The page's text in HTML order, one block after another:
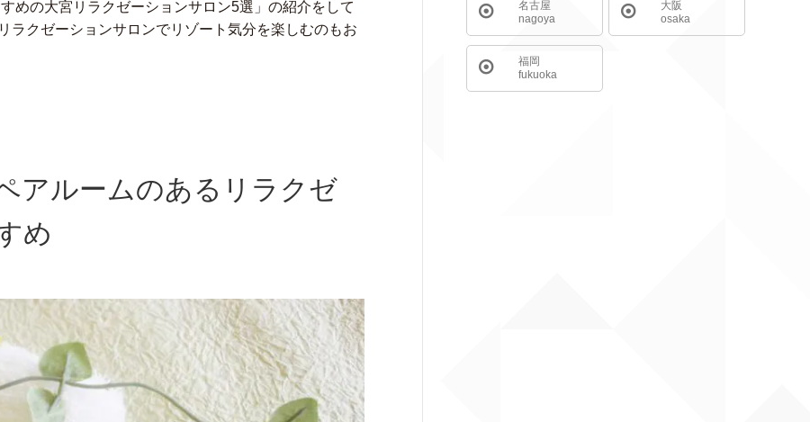
めの大宮リラクゼーションサロン5選」の紹介をして
ラクゼーションサロンでリゾート気分を楽しむのもお
アルームのあるリラクゼ
め
名古屋
nagoya
大阪
osaka
福岡
fukuoka